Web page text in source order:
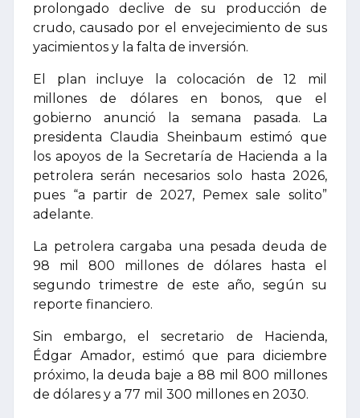
prolongado declive de su producción de
crudo, causado por el envejecimiento de sus
yacimientos y la falta de inversión.
El plan incluye la colocación de 12 mil
millones de dólares en bonos, que el
gobierno anunció la semana pasada. La
presidenta Claudia Sheinbaum estimó que
los apoyos de la Secretaría de Hacienda a la
petrolera serán necesarios solo hasta 2026,
pues “a partir de 2027, Pemex sale solito”
adelante.
La petrolera cargaba una pesada deuda de
98 mil 800 millones de dólares hasta el
segundo trimestre de este año, según su
reporte financiero.
Sin embargo, el secretario de Hacienda,
Édgar Amador, estimó que para diciembre
próximo, la deuda baje a 88 mil 800 millones
de dólares y a 77 mil 300 millones en 2030.